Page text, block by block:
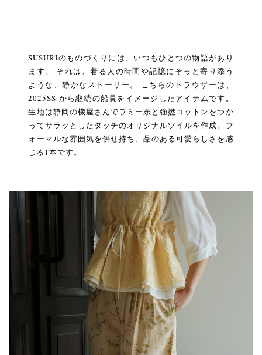
SUSURIのものづくりには、いつもひとつの物語があり
ます。 それは、着る人の時間や記憶にそっと寄り添う
ような、静かなストーリー。 こちらのトラウザーは、
2025SS から継続の船員をイメージしたアイテムです。
生地は静岡の機屋さんでラミー糸と強撚コットンをつか
ってサラッとしたタッチのオリジナルツイルを作成。フ
ォーマルな雰囲気を併せ持ち、品のある可愛らしさを感
じる1本です。